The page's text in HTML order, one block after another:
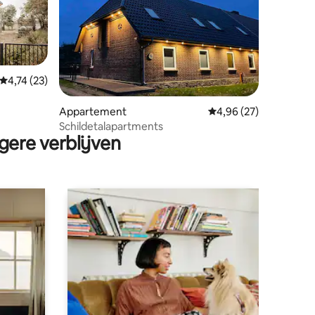
Gemiddelde beoordeling van 4,74 op 5, 23 recensies
4,74 (23)
Appartement Gemiddelde
4,96 (27)
Schildetalapartments
verblijven